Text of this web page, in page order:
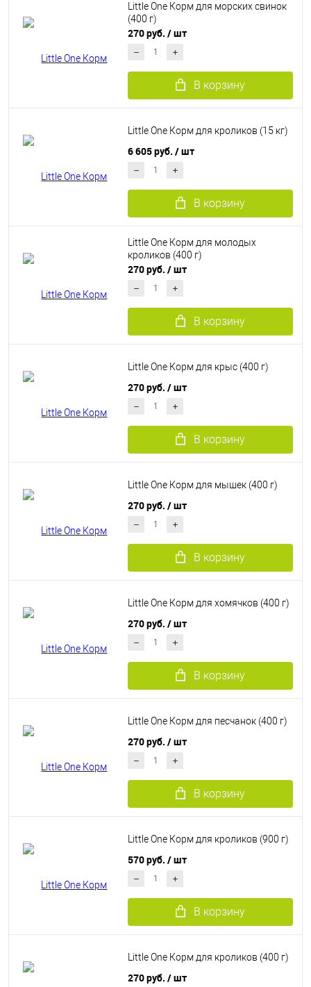
Little One Корм для морских свинок
(400 г)
270 руб. / шт
В корзину
Little One Корм для кроликов (15 кг)
6 605 руб. / шт
В корзину
Little One Корм для молодых
кроликов (400 г)
270 руб. / шт
В корзину
Little One Корм для крыс (400 г)
270 руб. / шт
В корзину
Little One Корм для мышек (400 г)
270 руб. / шт
В корзину
Little One Корм для хомячков (400 г)
270 руб. / шт
В корзину
Little One Корм для песчанок (400 г)
270 руб. / шт
В корзину
Little One Корм для кроликов (900 г)
570 руб. / шт
В корзину
Little One Корм для кроликов (400 г)
270 руб. / шт